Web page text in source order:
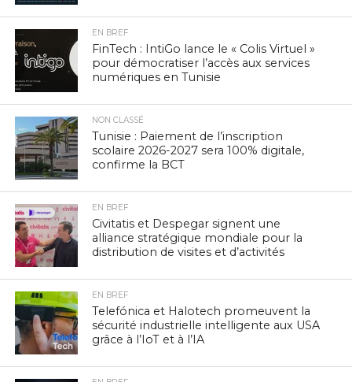
EN BREF
FinTech : IntiGo lance le « Colis Virtuel »
pour démocratiser l’accès aux services
numériques en Tunisie
NON CLASSÉ
Tunisie : Paiement de l’inscription
scolaire 2026-2027 sera 100% digitale,
confirme la BCT
EN BREF
Civitatis et Despegar signent une
alliance stratégique mondiale pour la
distribution de visites et d’activités
EN BREF
Telefónica et Halotech promeuvent la
sécurité industrielle intelligente aux USA
grâce à l’IoT et à l’IA